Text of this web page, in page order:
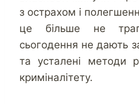
з острахом і
це більше не
сьогодення не дають
та усталені методи
криміналітету.